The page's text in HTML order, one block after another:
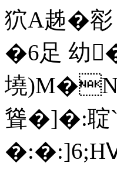
狖A趀�
�6足 幼
墝
聳�]�: